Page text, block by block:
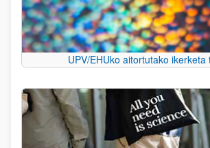
UPV/EHUko aitortutako ikerketa